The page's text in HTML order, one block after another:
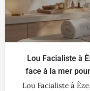
Lou Facialiste à
face à la mer
Lou Facialiste à